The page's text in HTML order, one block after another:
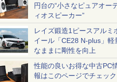
円台の“小さなピュアオー
ィオスピーカー”
レイズ鍛造1ピースアルミ
イール「CE28 N-plus」軽
なままに剛性を向上
性能の良いお得な中古PC
報はこのページでチェック